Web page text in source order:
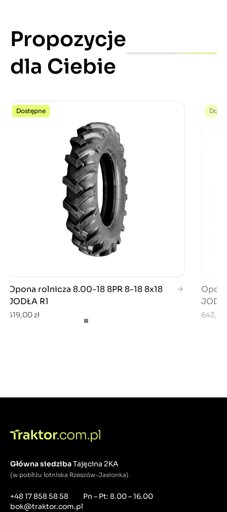
Propozycje
dla Ciebie
Dostępne
Opona rolnicza 8.00-18 8PR 8-18 8x18
JODŁA R1
519,00 zł 642,00
Główna siedzibaTajęcina 2KA
(w pobliżu lotniska Rzeszów-Jasionka)
+48 17 858 58 58
bok@traktor.com.pl
Pn – Pt: 8.00 – 16.00